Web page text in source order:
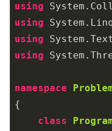
using
using
using
using
namespace
{
class